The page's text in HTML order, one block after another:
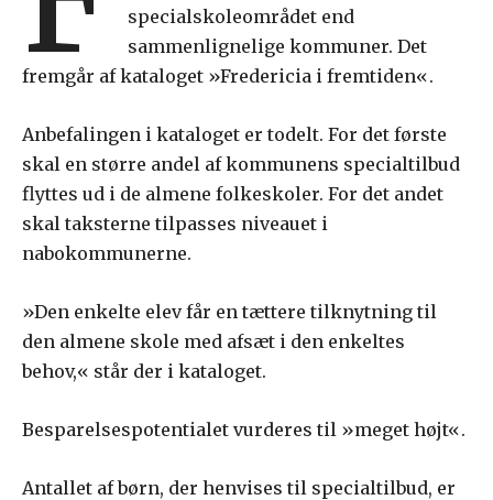
specialskoleområdet end
sammenlignelige kommuner. Det
fremgår af kataloget »Fredericia i fremtiden«.
Anbefalingen i kataloget er todelt. For det første
skal en større andel af kommunens specialtilbud
flyttes ud i de almene folkeskoler. For det andet
skal taksterne tilpasses niveauet i
nabokommunerne.
»Den enkelte elev får en tættere tilknytning til
den almene skole med afsæt i den enkeltes
behov,« står der i kataloget.
Besparelsespotentialet vurderes til »meget højt«.
Antallet af børn, der henvises til specialtilbud, er